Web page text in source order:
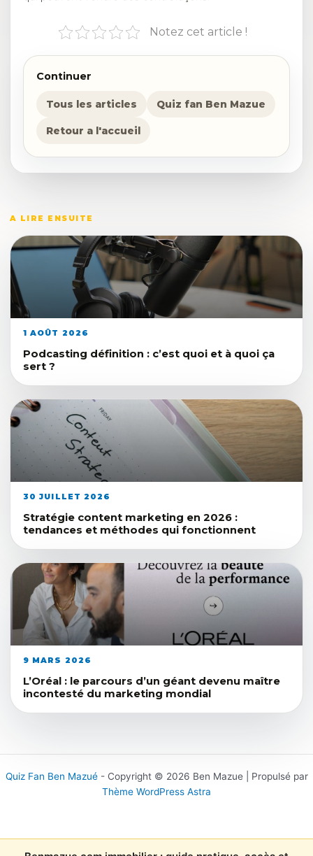
Notez cet article !
Continuer
Tous les articles Quiz fan Ben Mazue
Retour a l'accueil
A LIRE ENSUITE
1 AOÛT 2026
Podcasting définition : c’est quoi et à quoi ça
sert ?
30 JUILLET 2026
Stratégie content marketing en 2026 :
tendances et méthodes qui fonctionnent
9 MARS 2026
L’Oréal : le parcours d’un géant devenu maître
incontesté du marketing mondial
Quiz Fan Ben Mazué- Copyright © 2026 Ben Mazue | Propulsé par
Thème WordPress Astra